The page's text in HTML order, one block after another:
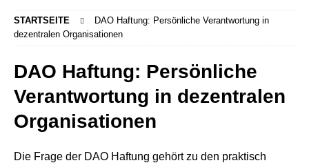
STARTSEITE
DAO Haftung: Persönliche Verantwortung in
dezentralen Organisationen
DAO Haftung: Persönliche
Verantwortung in dezentralen
Organisationen
Die Frage der DAO Haftung gehört zu den praktisch